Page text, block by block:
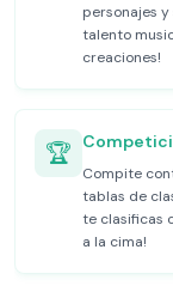
personajes y
talento
creaciones!
🏆
Compite
tablas de
te clasificas
a la cima!